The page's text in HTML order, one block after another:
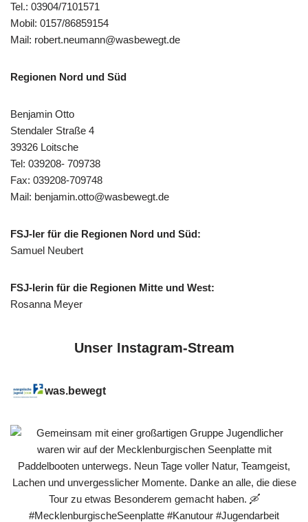
Tel.: 03904/7101571
Mobil: 0157/86859154
Mail: robert.neumann@wasbewegt.de
Regionen Nord und Süd
Benjamin Otto
Stendaler Straße 4
39326 Loitsche
Tel: 039208- 709738
Fax: 039208-709748
Mail: benjamin.otto@wasbewegt.de
FSJ-ler für die Regionen Nord und Süd:
Samuel Neubert
FSJ-lerin für die Regionen Mitte und West:
Rosanna Meyer
Unser Instagram-Stream
was.bewegt